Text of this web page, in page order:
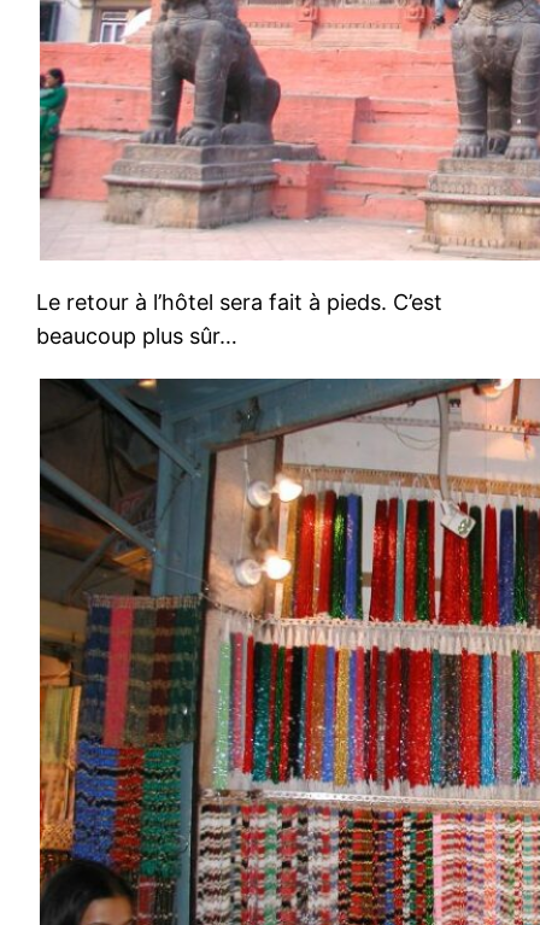
Le retour à l’hôtel sera fait à pieds. C’est
beaucoup plus sûr…